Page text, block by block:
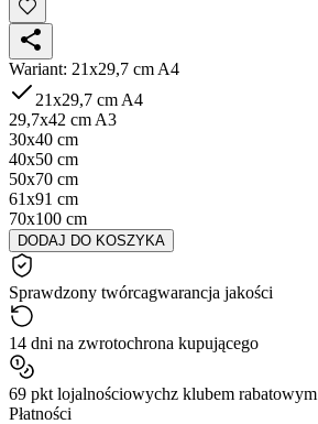
Wariant: 21x29,7 cm A4
21x29,7 cm A4
29,7x42 cm A3
30x40 cm
40x50 cm
50x70 cm
61x91 cm
70x100 cm
DODAJ DO KOSZYKA
Sprawdzony twórcagwarancja jakości
14 dni na zwrotochrona kupującego
69 pkt lojalnościowychz klubem rabatowym
Płatności